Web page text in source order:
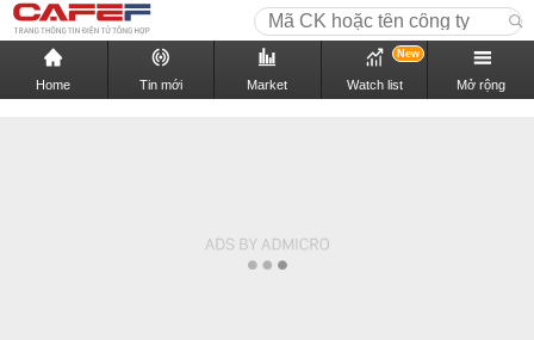
Home Tin mới Market Watch list
New
Mở rộng